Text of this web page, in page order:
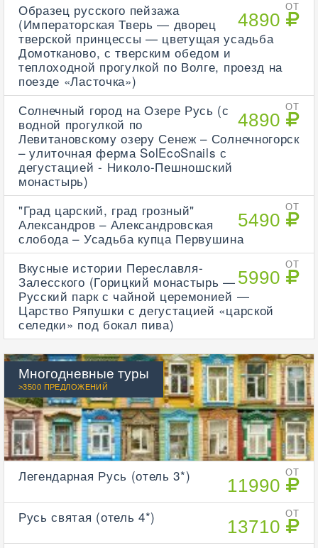
ОТ
4890
Образец русского пейзажа
(Императорская Тверь — дворец
тверской принцессы — цветущая усадьба
Домотканово, с тверским обедом и
теплоходной прогулкой по Волге, проезд на
поезде «Ласточка»)
ОТ
4890
Солнечный город на Озере Русь (с
водной прогулкой по
Левитановскому озеру Сенеж – Солнечногорск
– улиточная ферма SolEcoSnails с
дегустацией - Николо-Пешношский
монастырь)
ОТ
5490
"Град царский, град грозный"
Александров – Александровская
слобода – Усадьба купца Первушина
ОТ
5990
Вкусные истории Переславля-
Залесского (Горицкий монастырь —
Русский парк с чайной церемонией —
Царство Ряпушки с дегустацией «царской
селедки» под бокал пива)
Многодневные туры
>3500 ПРЕДЛОЖЕНИЙ
ОТ
11990
Легендарная Русь (отель 3*)
ОТ
13710
Русь святая (отель 4*)